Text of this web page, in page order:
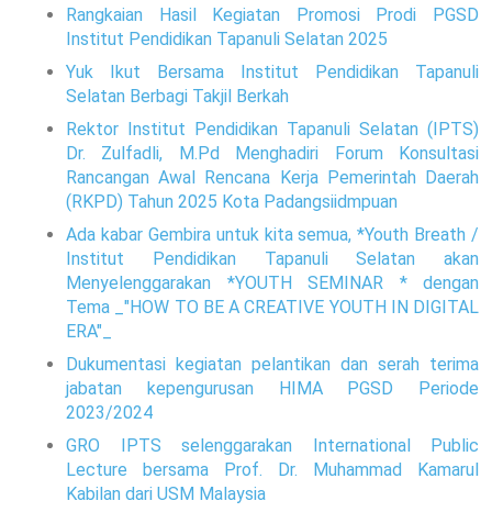
Rangkaian Hasil Kegiatan Promosi Prodi PGSD
Institut Pendidikan Tapanuli Selatan 2025
Yuk Ikut Bersama Institut Pendidikan Tapanuli
Selatan Berbagi Takjil Berkah
Rektor Institut Pendidikan Tapanuli Selatan (IPTS)
Dr. Zulfadli, M.Pd Menghadiri Forum Konsultasi
Rancangan Awal Rencana Kerja Pemerintah Daerah
(RKPD) Tahun 2025 Kota Padangsiidmpuan
Ada kabar Gembira untuk kita semua, *Youth Breath /
Institut Pendidikan Tapanuli Selatan akan
Menyelenggarakan *YOUTH SEMINAR * dengan
Tema _"HOW TO BE A CREATIVE YOUTH IN DIGITAL
ERA"_
Dukumentasi kegiatan pelantikan dan serah terima
jabatan kepengurusan HIMA PGSD Periode
2023/2024
GRO IPTS selenggarakan International Public
Lecture bersama Prof. Dr. Muhammad Kamarul
Kabilan dari USM Malaysia